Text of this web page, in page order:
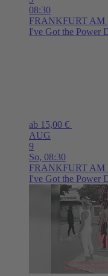
08:30
FRANKFURT AM
I've Got the Power
ab 15,00 €
AUG
9
So, 08:30
FRANKFURT AM
I've Got the Power